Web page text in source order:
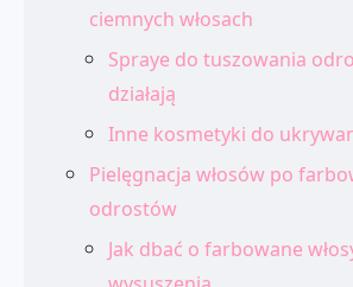
ciemnych włosach
Spraye do tuszowania
działają
Inne kosmetyki do
Pielęgnacja włosów po
odrostów
Jak dbać o farbowane